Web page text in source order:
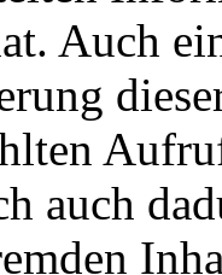
Auch
auch